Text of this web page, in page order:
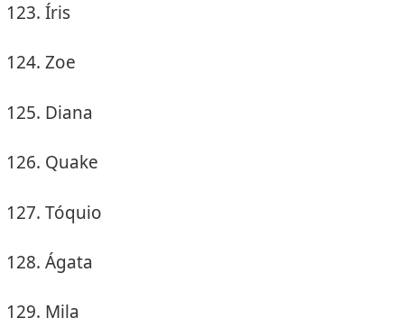
Íris
Zoe
Diana
Quake
Tóquio
Ágata
Mila